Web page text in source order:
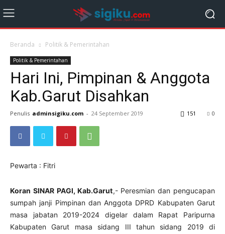
Beranda Politik & Pemerintahan
Politik & Pemerintahan
Hari Ini, Pimpinan & Anggota
Kab.Garut Disahkan
Penulis adminsigiku.com - 24 September 2019 0
151
Pewarta : Fitri
Koran SINAR PAGI, Kab.Garut,- Peresmian dan pengucapan
sumpah janji Pimpinan dan Anggota DPRD Kabupaten Garut
masa jabatan 2019-2024 digelar dalam Rapat Paripurna
Kabupaten Garut masa sidang III tahun sidang 2019 di